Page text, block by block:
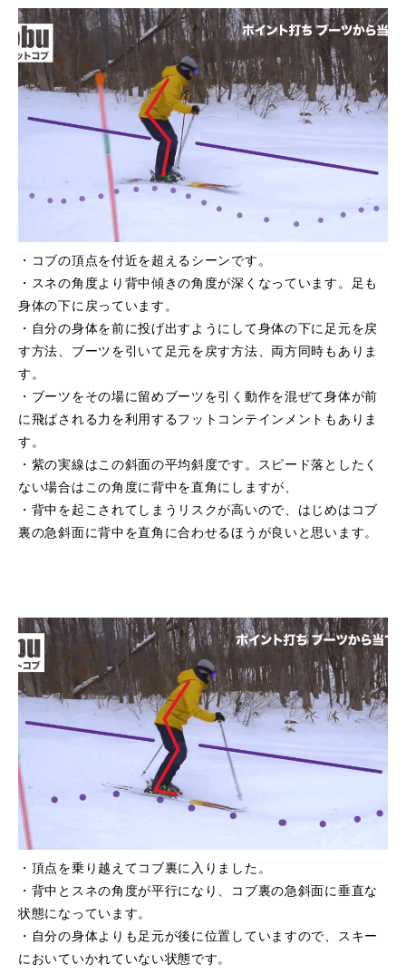
・コブの頂点を付近を超えるシーンです。
・スネの角度より背中傾きの角度が深くなっています。足も
身体の下に戻っています。
・自分の身体を前に投げ出すようにして身体の下に足元を戻
す方法、ブーツを引いて足元を戻す方法、両方同時もありま
す。
・ブーツをその場に留めブーツを引く動作を混ぜて身体が前
に飛ばされる力を利用するフットコンテインメントもありま
す。
・紫の実線はこの斜面の平均斜度です。スピード落としたく
ない場合はこの角度に背中を直角にしますが、
・背中を起こされてしまうリスクが高いので、はじめはコブ
裏の急斜面に背中を直角に合わせるほうが良いと思います。
・頂点を乗り越えてコブ裏に入りました。
・背中とスネの角度が平行になり、コブ裏の急斜面に垂直な
状態になっています。
・自分の身体よりも足元が後に位置していますので、スキー
においていかれていない状態です。